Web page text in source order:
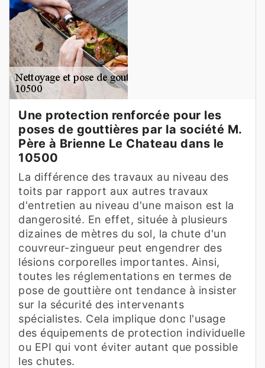
Une protection renforcée pour les
poses de gouttières par la société M.
Père à Brienne Le Chateau dans le
10500
La différence des travaux au niveau des
toits par rapport aux autres travaux
d'entretien au niveau d'une maison est la
dangerosité. En effet, située à plusieurs
dizaines de mètres du sol, la chute d'un
couvreur-zingueur peut engendrer des
lésions corporelles importantes. Ainsi,
toutes les réglementations en termes de
pose de gouttière ont tendance à insister
sur la sécurité des intervenants
spécialistes. Cela implique donc l'usage
des équipements de protection individuelle
ou EPI qui vont éviter autant que possible
les chutes.